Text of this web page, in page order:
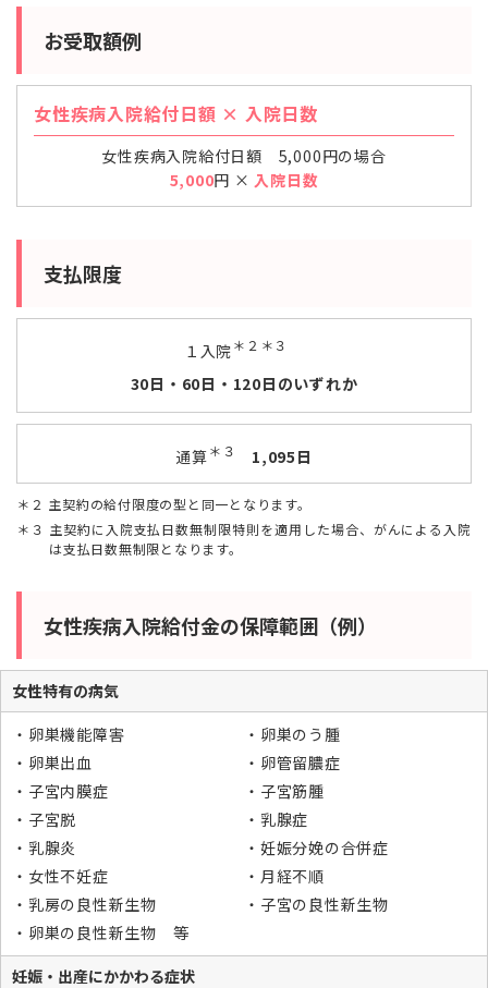
お受取額例
女性疾病入院給付日額 × 入院日数
女性疾病入院給付日額 5,000円の場合
5,000円 × 入院日数
支払限度
１入院＊２＊３
30日・60日・120日のいずれか
通算＊３ 1,095日
２ 主契約の給付限度の型と同一となります。
３ 主契約に入院支払日数無制限特則を適用した場合、がんによる入院
は支払日数無制限となります。
女性疾病入院給付金の保障範囲（例）
女性特有の病気
卵巣機能障害
卵巣のう腫
卵巣出血
卵管留膿症
子宮内膜症
子宮筋腫
子宮脱
乳腺症
乳腺炎
妊娠分娩の合併症
女性不妊症
月経不順
乳房の良性新生物
子宮の良性新生物
卵巣の良性新生物 等
妊娠・出産にかかわる症状